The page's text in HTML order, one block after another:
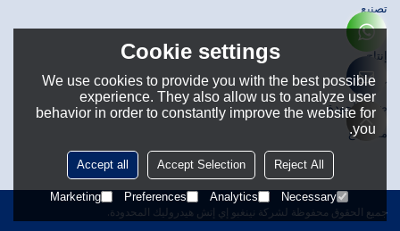
تصنيع
تصميم
إنتاج
حَشد
ضبط الجودة
مستودع
جميع الحقوق محفوظة لشركة نينغبو إي إتش هيدروليك المحدودة.
Cookie settings
We use cookies to provide you with the best possible
experience. They also allow us to analyze user
behavior in order to constantly improve the website for
you.
Reject All
Accept Selection
Accept all
Necessary
Analytics
Preferences
Marketing